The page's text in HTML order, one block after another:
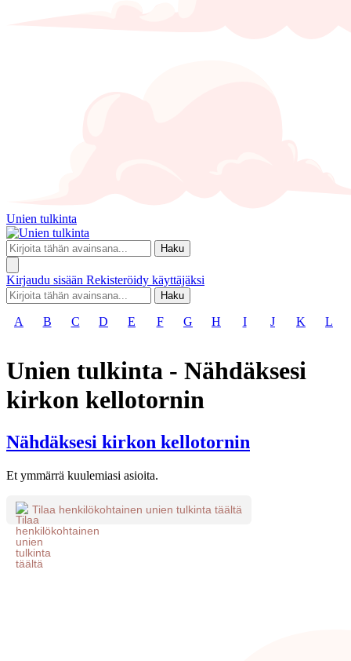
Unien tulkinta
Haku
Kirjaudu sisään Rekisteröidy käyttäjäksi
Haku
A B C D E F G H I J K L
Unien tulkinta - Nähdäksesi
kirkon kellotornin
Nähdäksesi kirkon kellotornin
Et ymmärrä kuulemiasi asioita.
Tilaa henkilökohtainen unien tulkinta täältä